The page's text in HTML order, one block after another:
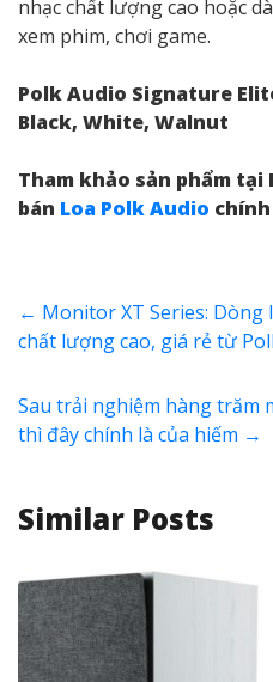
nhạc chất lượng cao hoặc
xem phim, chơi game.
Polk Audio Signature
Black, White, Walnut
Tham khảo sản phẩm tại
bán Loa Polk Audio
← Monitor XT Series: Dòng
chất lượng cao, giá rẻ từ
Sau trải nghiệm hàng trăm
thì đây chính là của hiếm →
Similar Posts